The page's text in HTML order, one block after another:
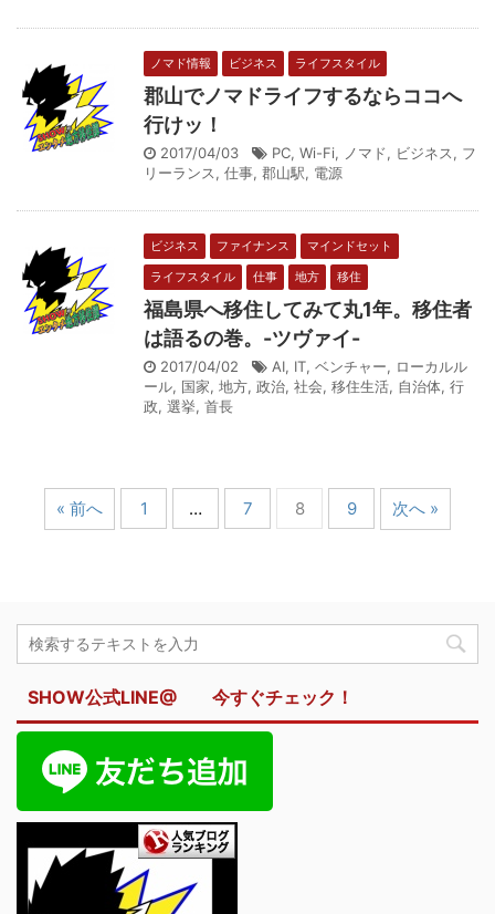
ノマド情報 ビジネス ライフスタイル
郡山でノマドライフするならココへ
行けッ！
2017/04/03 PC, Wi-Fi, ノマド, ビジネス, フ
リーランス, 仕事, 郡山駅, 電源
ビジネス ファイナンス
マインドセット
ライフスタイル
仕事 地方 移住
福島県へ移住してみて丸1年。移住者
は語るの巻。-ツヴァイ-
2017/04/02 AI, IT, ベンチャー, ローカルル
ール, 国家, 地方, 政治, 社会, 移住生活, 自治体, 行
政, 選挙, 首長
« 前へ 1 … 7 8 9 次へ »
SHOW公式LINE@ 今すぐチェック！